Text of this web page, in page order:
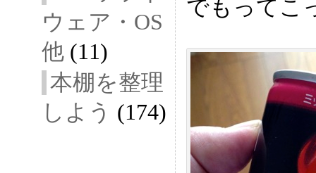
ウェア・OS
他 (11)
本棚を整理
しよう (174)
でもってこ